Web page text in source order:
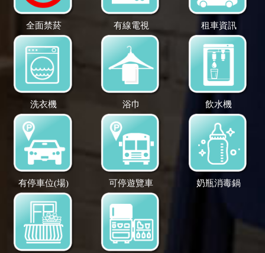
全面禁菸 有線電視 租車資訊
洗衣機 浴巾 飲水機
有停車位(場) 可停遊覽車 奶瓶消毒鍋